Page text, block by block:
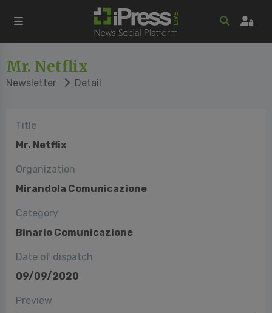
Mr. Netflix
Newsletter Detail
Title
Mr. Netflix
Organization
Mirandola Comunicazione
Category
Binario Comunicazione
Date of dispatch
09/09/2020
Preview